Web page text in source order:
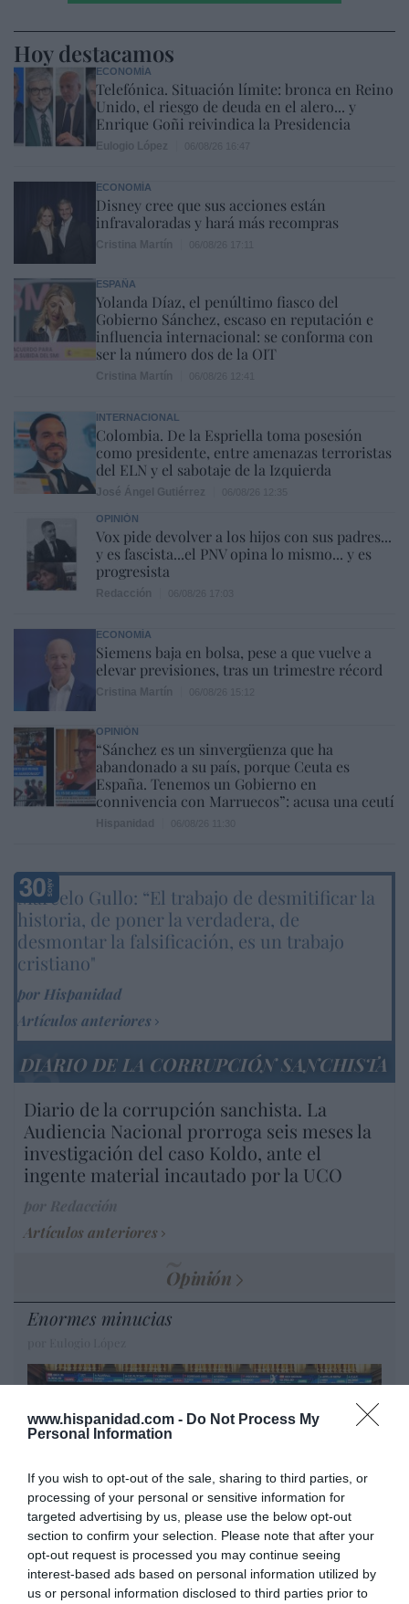
www.hispanidad.com - Do Not Process My
Personal Information
If you wish to opt-out of the sale, sharing to third parties, or
processing of your personal or sensitive information for
targeted advertising by us, please use the below opt-out
section to confirm your selection. Please note that after your
opt-out request is processed you may continue seeing
interest-based ads based on personal information utilized by
us or personal information disclosed to third parties prior to
Hoy destacamos
ECONOMÍA
Telefónica. Situación límite: bronca en Reino
Unido, el riesgo de deuda en el alero... y
Enrique Goñi reivindica la Presidencia
ECONOMÍA
Disney cree que sus acciones están
infravaloradas y hará más recompras
ESPAÑA
Yolanda Díaz, el penúltimo fiasco del
Gobierno Sánchez, escaso en reputación e
influencia internacional: se conforma con
ser la número dos de la OIT
INTERNACIONAL
Colombia. De la Espriella toma posesión
como presidente, entre amenazas terroristas
del ELN y el sabotaje de la Izquierda
OPINIÓN
Vox pide devolver a los hijos con sus padres...
y es fascista...el PNV opina lo mismo... y es
progresista
ECONOMÍA
Siemens baja en bolsa, pese a que vuelve a
elevar previsiones, tras un trimestre récord
OPINIÓN
“Sánchez es un sinvergüenza que ha
abandonado a su país, porque Ceuta es
España. Tenemos un Gobierno en
connivencia con Marruecos”: acusa una ceutí
Marcelo Gullo: “El trabajo de desmitificar la
historia, de poner la verdadera, de
desmontar la falsificación, es un trabajo
cristiano"
por Hispanidad
Artículos anteriores
DIARIO DE LA CORRUPCIÓN SANCHISTA
Diario de la corrupción sanchista. La
Audiencia Nacional prorroga seis meses la
investigación del caso Koldo, ante el
ingente material incautado por la UCO
Artículos anteriores
Opinión
Enormes minucias
El IBEX 35 cerró la sesión del miércoles en